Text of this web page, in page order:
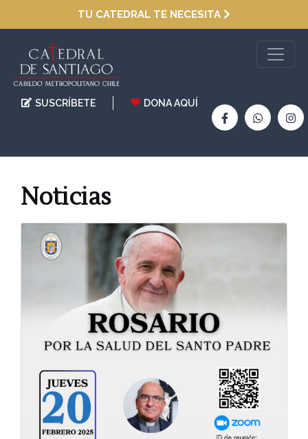
TU CATEDRAL TE NECESITA
SUSCRÍBETE DONA AQUÍ
Noticias